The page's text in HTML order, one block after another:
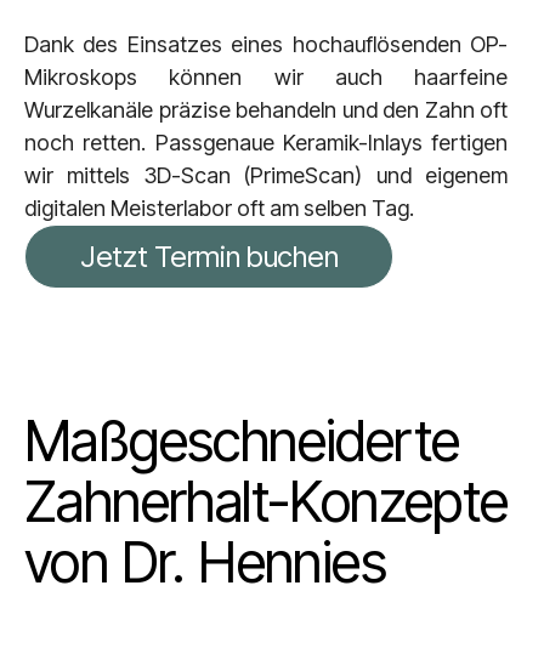
Dank des Einsatzes eines hochauflösenden OP-
Mikroskops können wir auch haarfeine
Wurzelkanäle präzise behandeln und den Zahn oft
noch retten. Passgenaue Keramik-Inlays fertigen
wir mittels 3D-Scan (PrimeScan) und eigenem
digitalen Meisterlabor oft am selben Tag.
Jetzt Termin buchen
Maßgeschneiderte
Zahnerhalt-Konzepte
von Dr. Hennies